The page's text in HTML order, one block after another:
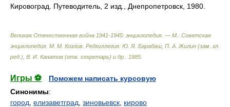
Кировоград. Путеводитель, 2 изд., Днепропетровск, 1980.
Великая Отечественная война 1941-1945: энциклопедия. — М.: Советская
энциклопедия М. М. Козлов. Редколлегия: Ю. Я. Барабаш, П. А. Жилин (зам. гл.
ред.), В. И. Канатов (отв. секретарь) и др.
1985
Игры ⚽
Поможем написать курсовую
Синонимы:
город елизаветград зиновьевск кирово